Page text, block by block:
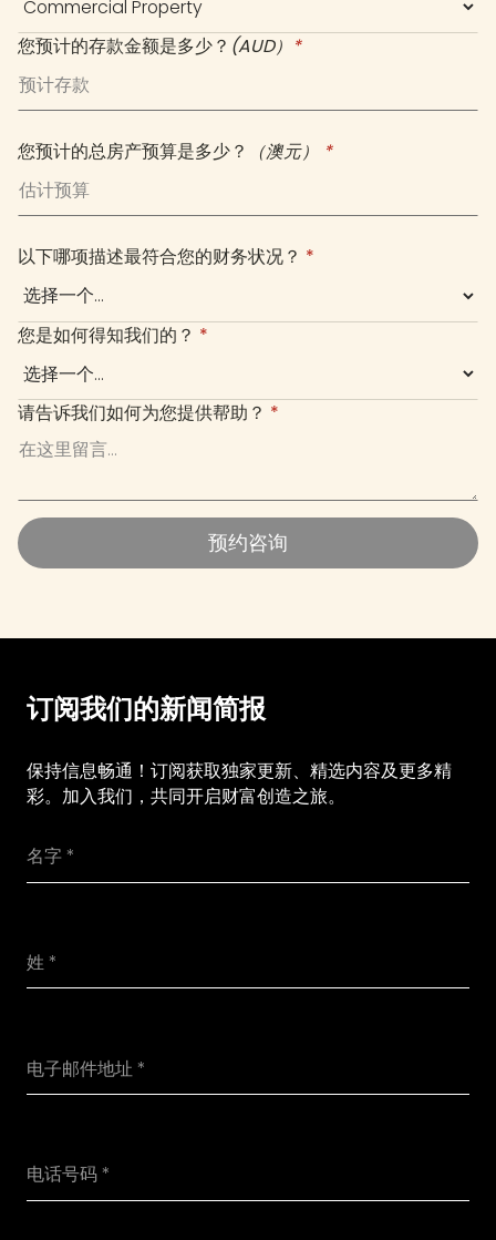
您预计的存款金额是多少？ (AUD） *
您预计的总房产预算是多少？ （澳元） *
以下哪项描述最符合您的财务状况？ *
您是如何得知我们的？ *
请告诉我们如何为您提供帮助？ *
预约咨询
订阅我们的新闻简报
保持信息畅通！订阅获取独家更新、精选内容及更多精
彩。加入我们，共同开启财富创造之旅。